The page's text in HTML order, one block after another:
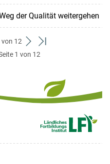
der Qualität weitergehen
von 12
weiter
zum
zum
1 von 12